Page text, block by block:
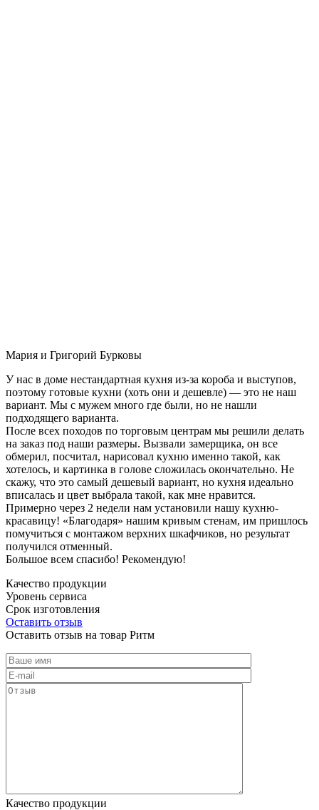
Мария и Григорий Бурковы
У нас в доме нестандартная кухня из-за короба и выступов,
поэтому готовые кухни (хоть они и дешевле) — это не наш
вариант. Мы с мужем много где были, но не нашли
подходящего варианта.
После всех походов по торговым центрам мы решили делать
на заказ под наши размеры. Вызвали замерщика, он все
обмерил, посчитал, нарисовал кухню именно такой, как
хотелось, и картинка в голове сложилась окончательно. Не
скажу, что это самый дешевый вариант, но кухня идеально
вписалась и цвет выбрала такой, как мне нравится.
Примерно через 2 недели нам установили нашу кухню-
красавицу! «Благодаря» нашим кривым стенам, им пришлось
помучиться с монтажом верхних шкафчиков, но результат
получился отменный.
Большое всем спасибо! Рекомендую!
Качество продукции
Уровень сервиса
Срок изготовления
Оставить отзыв
Оставить отзыв на товар Ритм
Качество продукции